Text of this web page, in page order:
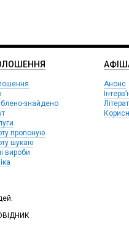
знайдено
пропоную
шукаю
вироби
Анонс